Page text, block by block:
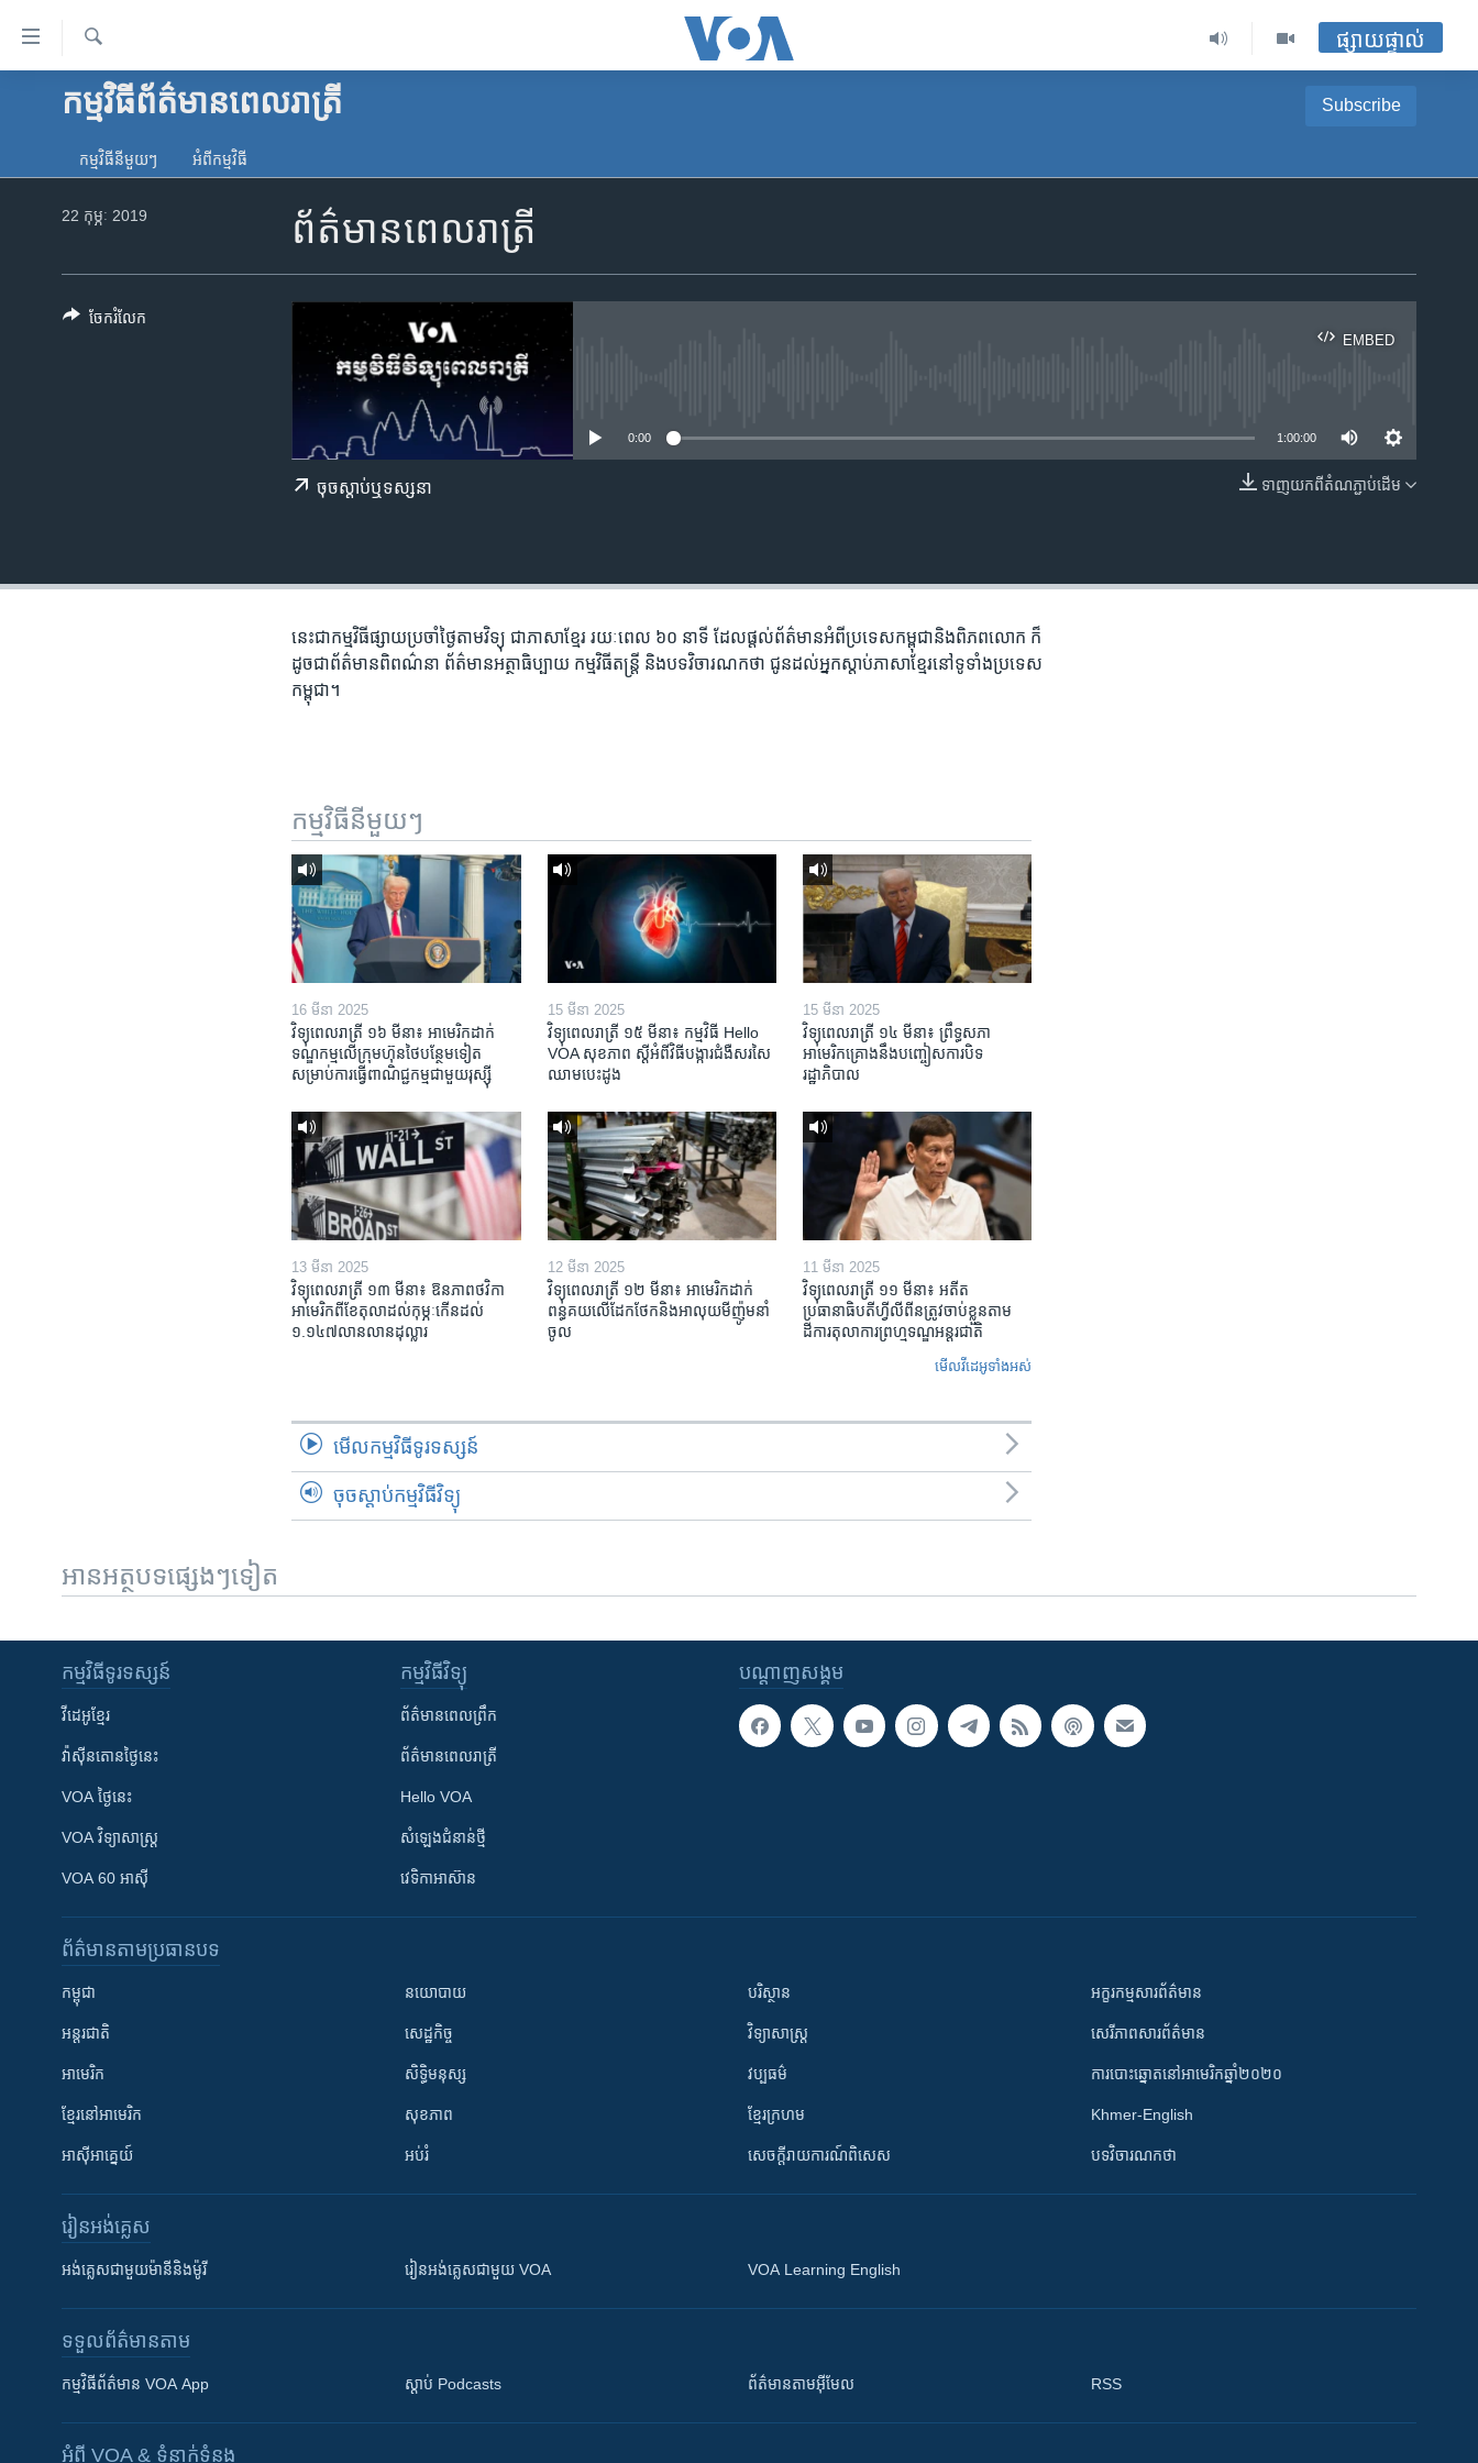
ទៅ​
គេហទំព័រ​
ទាក់ទង
និង​អាមេរិក
រក
ផ្សាយផ្ទាល់
កម្មវិធី​ព័ត៌មាន​ពេលរាត្រី Subscribe
ទទួល​​​សេវា​​​ Podcast
កម្មវិធី​នីមួយៗ អំពី​កម្មវិធី​
ព័ត៌មានពេលរាត្រី
22 កុម្ភៈ 2019
EMBED
EMBED
0:00 1:00:00
ទាញ​យក​ពី​តំណភ្ជាប់​ដើម
ចុច​​ស្តាប់​ឬ​ទស្សនា
ចែករំលែក
នេះ​ជា​កម្ម​វិធី​ផ្សាយ​ប្រចាំ​ថ្ងៃ​តាម​វិទ្យុ ​ជាភាសា​ខ្មែរ​ រយៈ​ពេល​ ៦០​ នាទី ដែល​ផ្តល់​ព័ត៌មាន​អំពី​ប្រទេស​កម្ពុជា​និង​ពិភព​លោក ​ក៏
ដូច​ជា​ព័ត៌មាន​ពិពណ៌នា ព័ត៌មាន​អត្ថាធិប្បាយ​ កម្ម​វិធី​តន្ត្រី ​និង​បទ​វិចារណកថា​ ជូន​ដល់​អ្នក​ស្តាប់​ភាសា​ខ្មែរ​នៅ​ទូទាំង​ប្រទេស​
កម្ពុជា។
កម្មវិធី​នីមួយៗ
16 មីនា 2025
វិទ្យុពេលរាត្រី ១៦ មីនា៖ អាមេរិក​ដាក់​
ទណ្ឌកម្ម​លើ​ក្រុមហ៊ុន​ថៃ​បន្ថែម​ទៀត​
សម្រាប់​ការ​ធ្វើ​ពាណិជ្ជកម្ម​ជាមួយ​រុស្ស៊ី
15 មីនា 2025
វិទ្យុពេលរាត្រី ១៥ មីនា៖ កម្មវិធី ​Hello
VOA សុខភាព ស្ដី​អំពី​វិធី​បង្ការ​ជំងឺ​សរសៃ​
ឈាម​បេះដូង
15 មីនា 2025
វិទ្យុពេលរាត្រី ១៤ មីនា៖ ព្រឹទ្ធសភា
អាមេរិកគ្រោងនឹងបញ្ចៀសការបិទ
រដ្ឋាភិបាល
13 មីនា 2025
វិទ្យុពេលរាត្រី ១៣ មីនា៖ ឱនភាព​ថវិកា​
អាមេរិក​ពី​ខែ​តុលា​ដល់​កុម្ភៈ​កើន​ដល់​
១.១៤៧​លានលាន​ដុល្លារ
12 មីនា 2025
វិទ្យុពេលរាត្រី ១២ មីនា៖ អាមេរិក​ដាក់​
ពន្ធគយ​លើ​ដែកថែក​និង​អាលុយ​មីញ៉ូម​នាំ
ចូល
11 មីនា 2025
វិទ្យុពេលរាត្រី ១១ មីនា៖ អតីត​
ប្រធានាធិបតីហ្វីលីពីន​ត្រូវ​ចាប់ខ្លួនតាម
ដីការ​តុលាការ​ព្រហ្មទណ្ឌ​អន្តរជាតិ
មើល​វីដេអូ​ទាំង​អស់
មើល​កម្មវិធី​ទូរទស្សន៍
ចុចស្តាប់កម្មវិធីវិទ្យុ
អានអត្ថបទផ្សេងៗទៀត
បណ្តាញ​សង្គម
កម្មវិធី​ទូរទស្សន៍
វីដេអូ​ខ្មែរ
វ៉ាស៊ីនតោន​ថ្ងៃ​នេះ
VOA ថ្ងៃនេះ
VOA ​វិទ្យាសាស្ត្រ
VOA 60 អាស៊ី
កម្មវិធី​វិទ្យុ
ព័ត៌មាន​ពេល​ព្រឹក
ព័ត៌មាន​​ពេល​រាត្រី
Hello VOA
សំឡេង​ជំនាន់​ថ្មី
វេទិកា​អាស៊ាន
ព័ត៌មាន​តាមប្រធានបទ​
កម្ពុជា
អន្តរជាតិ
អាមេរិក
ខ្មែរ​នៅអាមេរិក
អាស៊ីអាគ្នេយ៍
នយោបាយ
សេដ្ឋកិច្ច
សិទ្ធិមនុស្ស
សុខភាព
អប់រំ
បរិស្ថាន
វិទ្យាសាស្រ្ត
វប្បធម៌
ខ្មែរក្រហម
សេចក្តីរាយការណ៍ពិសេស
អក្ខរកម្មសារព័ត៌មាន
សេរីភាពសារព័ត៌មាន
ការបោះឆ្នោតនៅអាមេរិកឆ្នាំ២០២០
Khmer-English
បទវិចារណកថា
រៀន​​អង់គ្លេស
អង់គ្លេស​ជាមួយ​ម៉ានី​និង​ម៉ូរី រៀន​​​​​​អង់គ្លេស​​ជាមួយ VOA VOA Learning English
ទទួល​ព័ត៌មាន​តាម
កម្មវិធី​ព័ត៌មាន VOA App ស្តាប់ Podcasts ព័ត៌មាន​តាម​អ៊ីមែល RSS
អំពី​ VOA & ទំនាក់ទំនង